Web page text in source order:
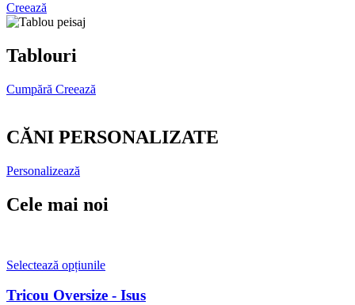
Creează
Tablouri
Cumpără Creează
CĂNI PERSONALIZATE
Personalizează
Cele mai noi
Selectează opțiunile
Tricou Oversize - Isus